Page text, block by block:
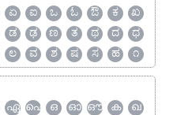
ಏ ಐ ಒ ಓ ಔ ಕ
ಖ
ಡ ಢ ಣ ತ ಥ ದ
ಧ
ಲ ವ ಶ ಷ ಸ ಹ ೧
ഏ ഐ ഒ ഓ ഔ ക
ഖ